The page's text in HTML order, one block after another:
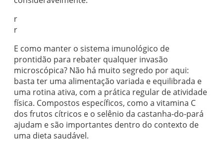
r
r
E como manter o sistema imunológico de
prontidão para rebater qualquer invasão
microscópica? Não há muito segredo por aqui:
basta ter uma alimentação variada e equilibrada e
uma rotina ativa, com a prática regular de atividade
física. Compostos específicos, como a vitamina C
dos frutos cítricos e o selênio da castanha-do-pará
ajudam e são importantes dentro do contexto de
uma dieta saudável.